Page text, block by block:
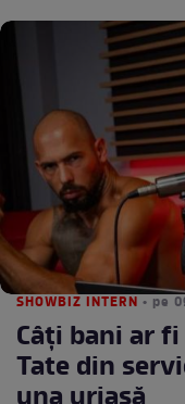
SHOWBIZ INTERN • pe
Câți bani ar
Tate din